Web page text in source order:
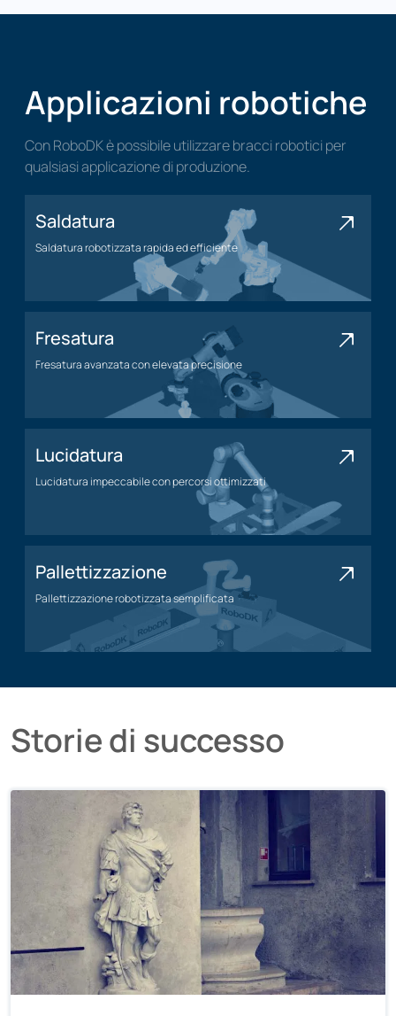
Applicazioni robotiche
Con RoboDK è possibile utilizzare bracci robotici per
qualsiasi applicazione di produzione.
Saldatura
Saldatura robotizzata rapida ed efficiente
Applicazione di saldatura
Fresatura
Fresatura avanzata con elevata precisione
Applicazione di fresatura
Lucidatura
Lucidatura impeccabile con percorsi ottimizzati
Applicazione della lucidatura
Pallettizzazione
Pallettizzazione robotizzata semplificata
Applicazione di pallettizzazione
Storie di successo